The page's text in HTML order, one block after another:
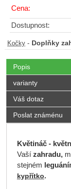
Cena:
Dostupnost:
Kočky - Doplňky
Popis
varianty
Váš dotaz
Poslat známénu
Květináč -
Vašízahradu,
stejném
kypřítko.